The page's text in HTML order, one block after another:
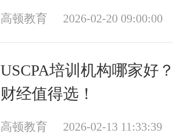
高顿教育 2026-02-20 09:00:00
USCPA培训机构哪家好
财经值得选！
高顿教育 2026-02-13 11:33:39